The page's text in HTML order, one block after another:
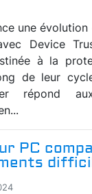
une
Device
à la
de leur
répond
PC